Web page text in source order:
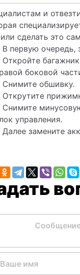
и
сделать это
В первую очередь,
Откройте
боковой
Снимите обшивку.
Открутите
Снимите
управления.
Далее замените